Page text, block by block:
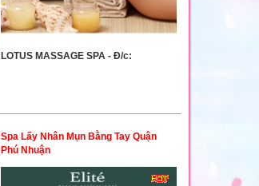
LOTUS MASSAGE SPA - Đ/c:
Spa Lấy Nhân Mụn Bằng Tay Quận
Phú Nhuận